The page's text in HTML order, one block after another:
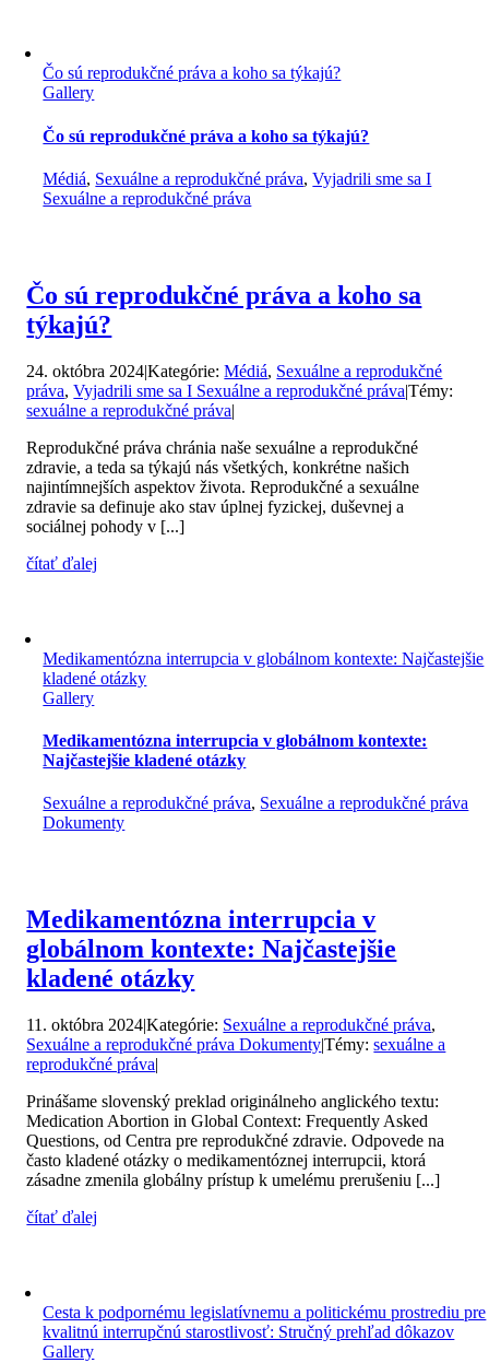
Čo sú reprodukčné práva a koho sa týkajú?
Gallery
Čo sú reprodukčné práva a koho sa týkajú?
Médiá, Sexuálne a reprodukčné práva,Vyjadrili sme sa I
Sexuálne a reprodukčné práva
Čo sú reprodukčné práva a koho sa
týkajú?
24. októbra 2024|Kategórie:Médiá, Sexuálne a reprodukčné
práva,Vyjadrili sme sa I Sexuálne a reprodukčné práva|Témy:
sexuálne a reprodukčné práva|
Reprodukčné práva chránia naše sexuálne a reprodukčné
zdravie, a teda sa týkajú nás všetkých, konkrétne našich
najintímnejších aspektov života. Reprodukčné a sexuálne
zdravie sa definuje ako stav úplnej fyzickej, duševnej a
sociálnej pohody v [...]
čítať ďalej
Medikamentózna interrupcia v globálnom kontexte: Najčastejšie
kladené otázky
Gallery
Medikamentózna interrupcia v globálnom kontexte:
Najčastejšie kladené otázky
Sexuálne a reprodukčné práva, Sexuálne a reprodukčné práva
Dokumenty
Medikamentózna interrupcia v
globálnom kontexte: Najčastejšie
kladené otázky
11. októbra 2024|Kategórie: Sexuálne a reprodukčné práva,
Sexuálne a reprodukčné práva Dokumenty|Témy:sexuálne a
reprodukčné práva|
Prinášame slovenský preklad originálneho anglického textu:
Medication Abortion in Global Context: Frequently Asked
Questions, od Centra pre reprodukčné zdravie. Odpovede na
často kladené otázky o medikamentóznej interrupcii, ktorá
zásadne zmenila globálny prístup k umelému prerušeniu [...]
čítať ďalej
Cesta k podpornému legislatívnemu a politickému prostrediu pre
kvalitnú interrupčnú starostlivosť: Stručný prehľad dôkazov
Gallery